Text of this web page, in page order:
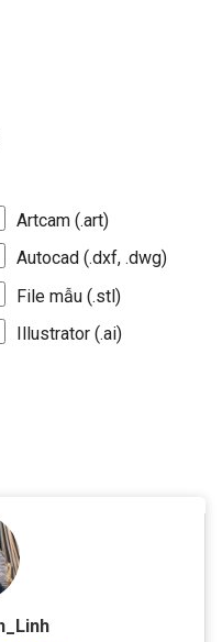
Artcam (.art)
Autocad (.dxf, .dwg)
File mẫu (.stl)
Illustrator (.ai)